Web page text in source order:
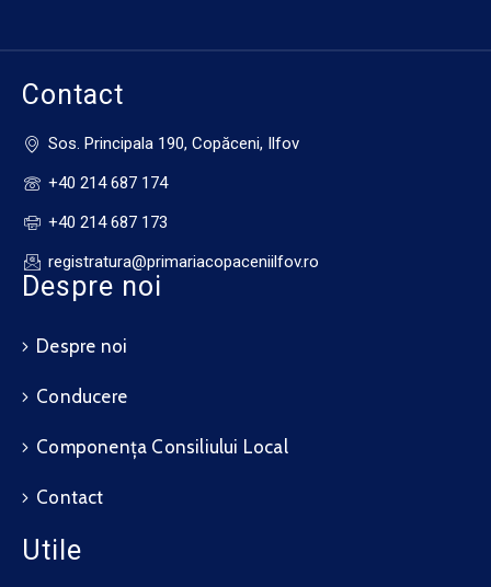
Contact
Sos. Principala 190, Copăceni, Ilfov
+40 214 687 174
+40 214 687 173
registratura@primariacopaceniilfov.ro
Despre noi
Despre noi
Conducere
Componența Consiliului Local
Contact
Utile